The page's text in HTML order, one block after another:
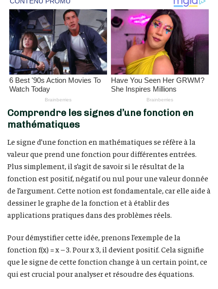
Comprendre les signes d’une fonction en
mathématiques
Le signe d’une fonction en mathématiques se réfère à la
valeur que prend une fonction pour différentes entrées.
Plus simplement, il s’agit de savoir si le résultat de la
fonction est positif, négatif ou nul pour une valeur donnée
de l’argument. Cette notion est fondamentale, car elle aide à
dessiner le graphe de la fonction et à établir des
applications pratiques dans des problèmes réels.
Pour démystifier cette idée, prenons l’exemple de la
fonction f(x) = x – 3. Pour x 3, il devient positif. Cela signifie
que le signe de cette fonction change à un certain point, ce
qui est crucial pour analyser et résoudre des équations.